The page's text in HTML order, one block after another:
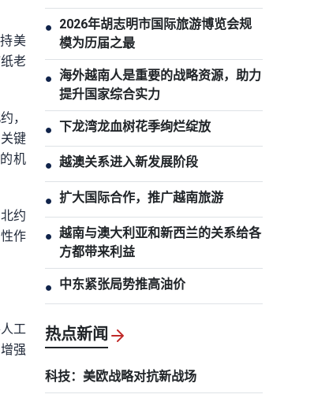
美
老
，
键
机
约
作
工
强
● 2026年胡志明市国际旅游博览会规
模为历届之最
● 海外越南人是重要的战略资源，助力
提升国家综合实力
● 下龙湾龙血树花季绚烂绽放
● 越澳关系进入新发展阶段
● 扩大国际合作，推广越南旅游
● 越南与澳大利亚和新西兰的关系给各
方都带来利益
● 中东紧张局势推高油价
热点新闻
科技：美欧战略对抗新战场